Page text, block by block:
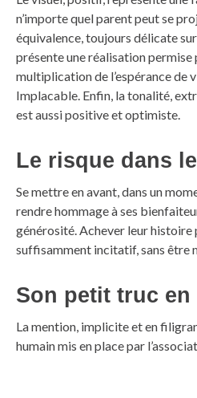
n’importe quel parent peut se
équivalence, toujours délicate
présente une réalisation permise
multiplication de l’espérance de
Implacable. Enfin, la tonalité,
est aussi positive et optimiste.
Le risque dans
Se mettre en avant, dans un
rendre hommage à ses
générosité. Achever leur histoire
suffisamment incitatif, sans être
Son petit truc en
La mention, implicite et en
humain mis en place par